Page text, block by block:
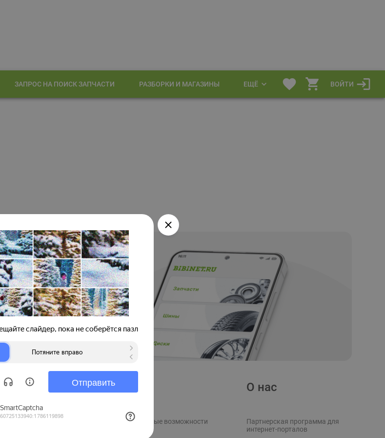
ЗАПРОС НА ПОИСК ЗАПЧАСТИ РАЗБОРКИ И МАГАЗИНЫ ЕЩЁ ВОЙТИ
Продавцам
Рекламные возможности
О нас
Партнерская программа для
интернет-порталов